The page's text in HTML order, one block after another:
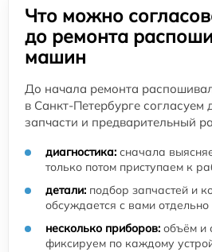
Что можно
до ремонта
машин
До начала ремонта
в Санкт-Петербурге согласуем
запчасти и предварительный
диагностика: сначала
только потом приступаем к
детали: подбор запчастей и
обсуждается с вами отдельно
несколько приборов: объём и
фиксируем по каждому